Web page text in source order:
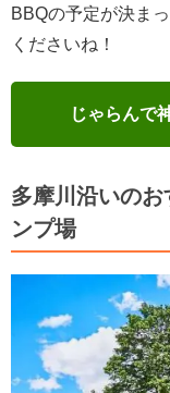
BBQの予定が決ま
くださいね！
じゃらんで
多摩川沿いの
ンプ場